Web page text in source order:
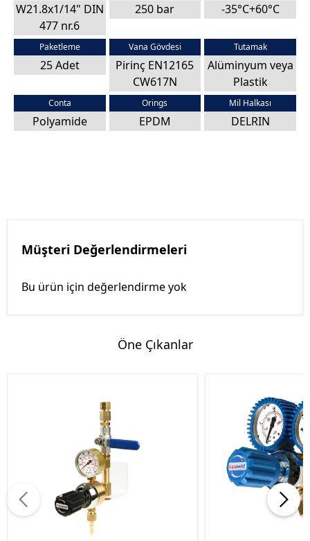
W21.8x1/14" DIN
477 nr.6
250 bar -35°C+60°C
Paketleme
25 Adet
Vana Gövdesi
Pirinç EN12165
CW617N
Tutamak
Alüminyum veya
Plastik
Conta
Polyamide
Orings
EPDM
Mil Halkası
DELRIN
Müşteri Değerlendirmeleri
Bu ürün için değerlendirme yok
Öne Çıkanlar